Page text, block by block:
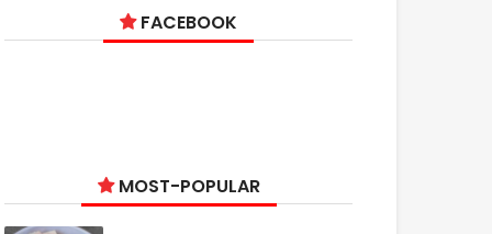
FACEBOOK
MOST-POPULAR